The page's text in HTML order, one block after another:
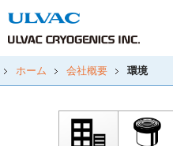
ホーム 会社概要 環境